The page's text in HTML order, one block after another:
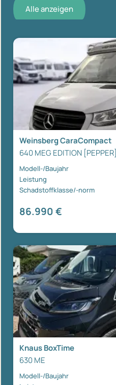
Alle anzeigen
Weinsberg CaraCompact
640 MEG EDITION [PEPPER]
Modell-/Baujahr
Leistung
Schadstoffklasse/-norm
86.990 €
Knaus BoxTime
630 ME
Modell-/Baujahr